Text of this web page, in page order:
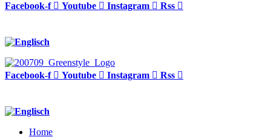
Facebook-f Youtube Instagram Rss
Facebook-f Youtube Instagram Rss
Home